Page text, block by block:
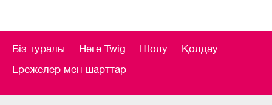
Біз туралы Неге Twig Шолу
Қолдау
Ережелер мен шарттар